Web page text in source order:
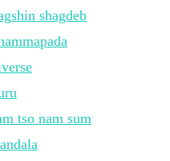
shagdeb
tso nam sum